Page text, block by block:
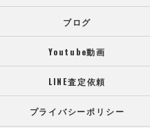
ブログ
Youtube動画
LINE査定依頼
プライバシーポリシー